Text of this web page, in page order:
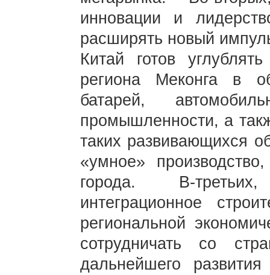
инновации и
расширять новый
Китай готов
региона Меконга в
батарей,
промышленности, а
таких развивающихся
«умное»
города. В-
интеграционное
региональной
сотрудничать со
дальнейшего